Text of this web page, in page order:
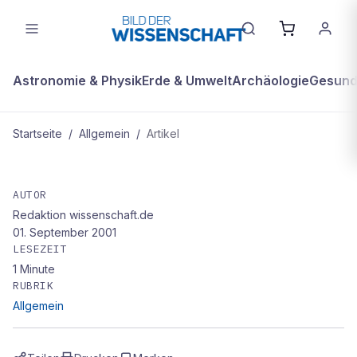
Astronomie & PhysikErde & UmweltArchäologie
Startseite / Allgemein / Artikel
Da fehlt ein Löffel voll Gehirn
AUTOR
Redaktion wissenschaft.de
01. September 2001
LESEZEIT
1 Minute
RUBRIK
Allgemein